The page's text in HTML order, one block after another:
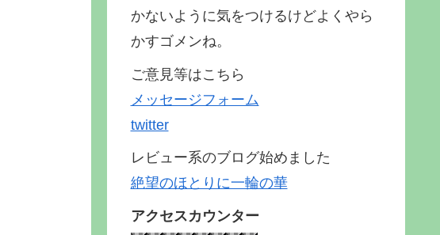
かないように気をつけるけどよくやら
かすゴメンね。
ご意見等はこちら
メッセージフォーム
twitter
レビュー系のブログ始めました
絶望のほとりに一輪の華
アクセスカウンター